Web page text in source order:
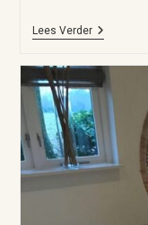
Lees Verder